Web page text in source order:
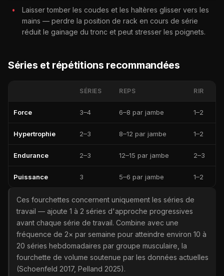
Laisser tomber les coudes et les haltères glisser vers les
mains — perdre la position de rack en cours de série
réduit le gainage du tronc et peut stresser les poignets.
Séries et répétitions recommandées
SÉRIES REPS RIR
Force 3–4 6–8 par jambe 1–2
Hypertrophie 2–3 8–12 par jambe 1–2
Endurance 2–3 12–15 par jambe 2–3
Puissance 3 5–6 par jambe 1–2
Ces fourchettes concernent uniquement les séries de
travail — ajoute 1 à 2 séries d'approche progressives
avant chaque série de travail. Combine avec une
fréquence de 2× par semaine pour atteindre environ 10 à
20 séries hebdomadaires par groupe musculaire, la
fourchette de volume soutenue par les données actuelles
(Schoenfeld 2017, Pelland 2025).